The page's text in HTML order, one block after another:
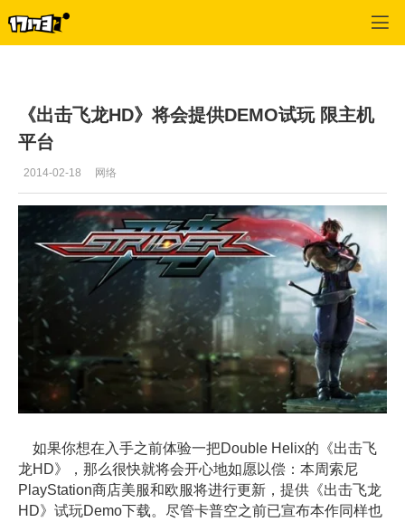
《出击飞龙HD》将会提供DEMO试玩 限主机
平台
2014-02-18 网络
如果你想在入手之前体验一把Double Helix的《出击飞
龙HD》，那么很快就将会开心地如愿以偿：本周索尼
PlayStation商店美服和欧服将进行更新，提供《出击飞龙
HD》试玩Demo下载。尽管卡普空之前已宣布本作同样也